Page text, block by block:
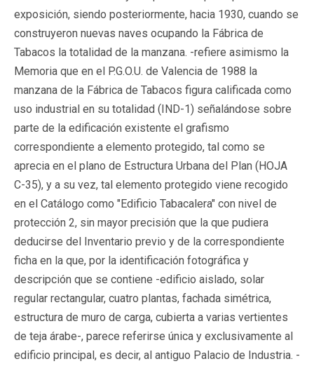
exposición, siendo posteriormente, hacia 1930, cuando se
construyeron nuevas naves ocupando la Fábrica de
Tabacos la totalidad de la manzana. -refiere asimismo la
Memoria que en el P.G.O.U. de Valencia de 1988 la
manzana de la Fábrica de Tabacos figura calificada como
uso industrial en su totalidad (IND-1) señalándose sobre
parte de la edificación existente el grafismo
correspondiente a elemento protegido, tal como se
aprecia en el plano de Estructura Urbana del Plan (HOJA
C-35), y a su vez, tal elemento protegido viene recogido
en el Catálogo como "Edificio Tabacalera" con nivel de
protección 2, sin mayor precisión que la que pudiera
deducirse del Inventario previo y de la correspondiente
ficha en la que, por la identificación fotográfica y
descripción que se contiene -edificio aislado, solar
regular rectangular, cuatro plantas, fachada simétrica,
estructura de muro de carga, cubierta a varias vertientes
de teja árabe-, parece referirse única y exclusivamente al
edificio principal, es decir, al antiguo Palacio de Industria. -